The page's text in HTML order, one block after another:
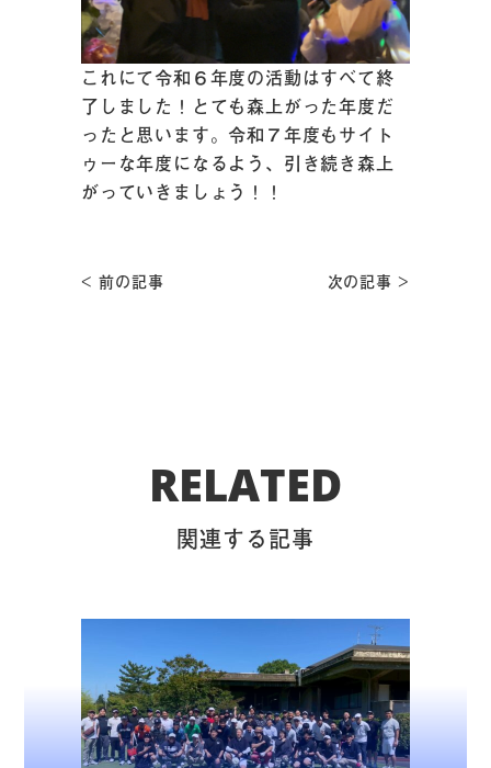
これにて令和６年度の活動はすべて終
了しました！とても森上がった年度だ
ったと思います。令和７年度もサイト
ゥーな年度になるよう、引き続き森上
がっていきましょう！！
< 前の記事 次の記事 >
RELATED
関連する記事